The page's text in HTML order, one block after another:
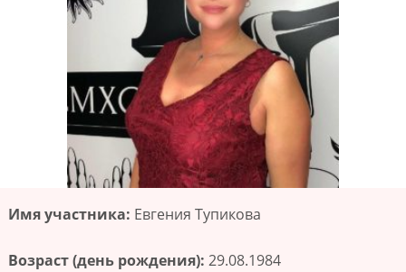
Имя участника: Евгения Тупикова
Возраст (день рождения): 29.08.1984